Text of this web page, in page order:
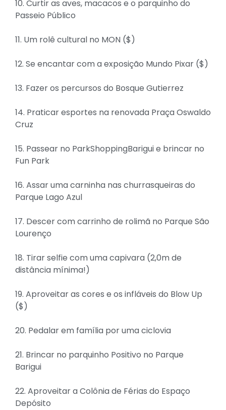
10. Curtir as aves, macacos e o parquinho do
Passeio Público
11. Um rolê cultural no MON ($)
12. Se encantar com a exposição Mundo Pixar ($)
13. Fazer os percursos do Bosque Gutierrez
14. Praticar esportes na renovada Praça Oswaldo
Cruz
15. Passear no ParkShoppingBarigui e brincar no
Fun Park
16. Assar uma carninha nas churrasqueiras do
Parque Lago Azul
17. Descer com carrinho de rolimã no Parque São
Lourenço
18. Tirar selfie com uma capivara (2,0m de
distância mínima!)
19. Aproveitar as cores e os infláveis do Blow Up
($)
20. Pedalar em família por uma ciclovia
21. Brincar no parquinho Positivo no Parque
Barigui
22. Aproveitar a Colônia de Férias do Espaço
Depósito